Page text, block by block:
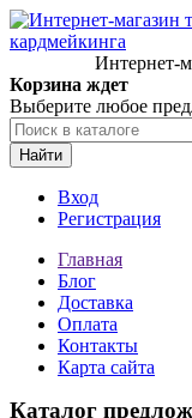
Интернет-
Корзина ждет
Выберите любое
Найти
Вход
Регистрация
Главная
Блог
Доставка
Оплата
Контакты
Карта сайта
Каталог